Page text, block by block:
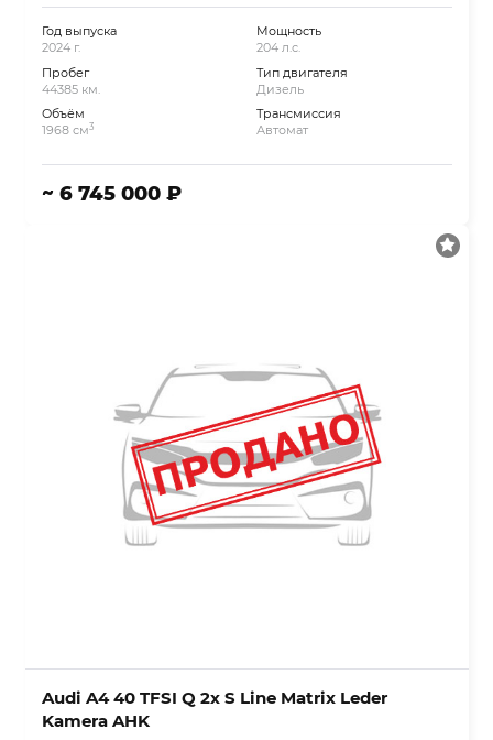
Год выпуска
2024 г.
Пробег
44385 км.
Объём
1968 см3
Мощность
204 л.с.
Тип двигателя
Дизель
Трансмиссия
Автомат
~ 6 745 000 ₽
Audi A4 40 TFSI Q 2x S Line Matrix Leder
Kamera AHK